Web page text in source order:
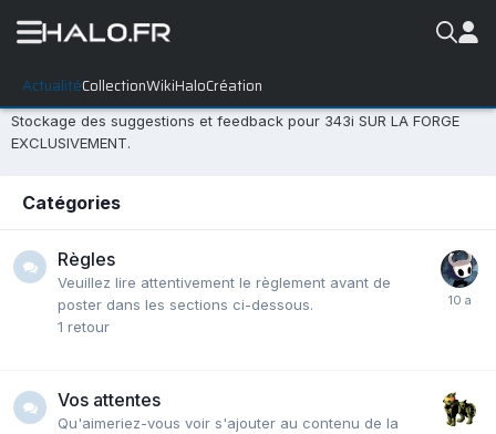
ActualitéCollectionWikiHaloCréation
Envoyez vos retours sur la Forge à 343i
Stockage des suggestions et feedback pour 343i SUR LA FORGE
EXCLUSIVEMENT.
Catégories
Règles
Veuillez lire attentivement le règlement avant de
poster dans les sections ci-dessous.
1 retour
Vos attentes
Qu'aimeriez-vous voir s'ajouter au contenu de la